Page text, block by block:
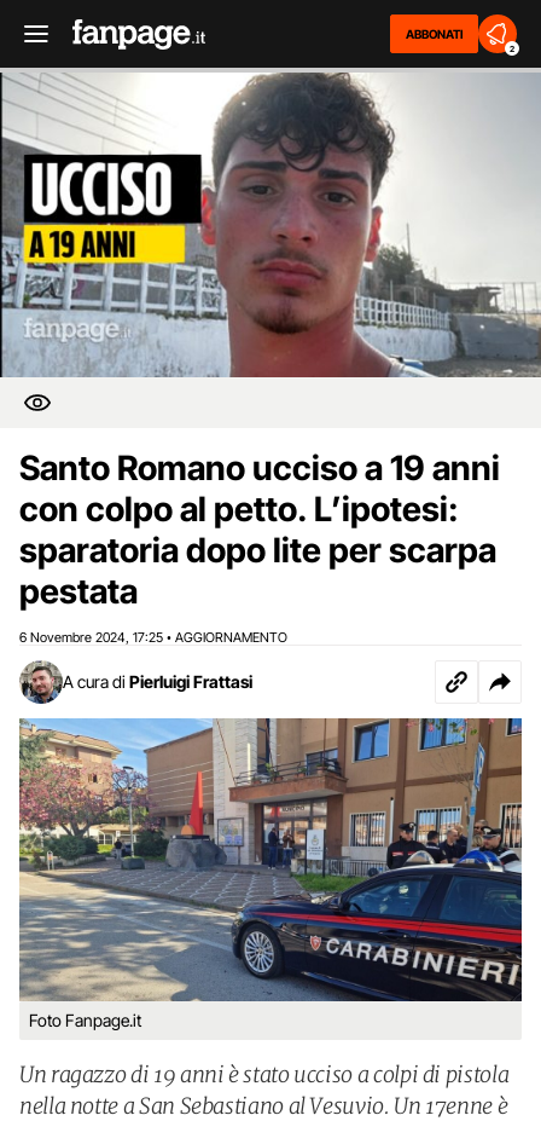
ABBONATI
2
Santo Romano ucciso a 19 anni
con colpo al petto. L’ipotesi:
sparatoria dopo lite per scarpa
pestata
6 Novembre 2024 17:25 • AGGIORNAMENTO
A cura di Pierluigi Frattasi
Foto Fanpage.it
Un ragazzo di 19 anni è stato ucciso a colpi di pistola
nella notte a San Sebastiano al Vesuvio. Un 17enne è